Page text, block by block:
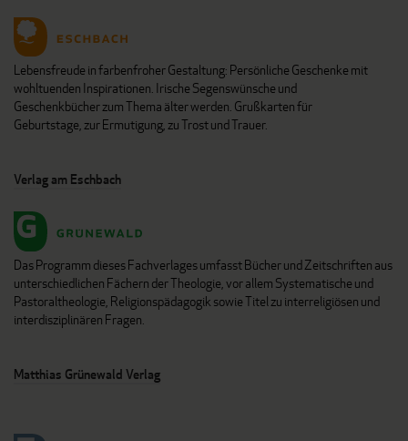
Lebensfreude in farbenfroher Gestaltung: Persönliche Geschenke mit
wohltuenden Inspirationen. Irische Segenswünsche und
Geschenkbücher zum Thema älter werden. Grußkarten für
Geburtstage, zur Ermutigung, zu Trost und Trauer.
Verlag am Eschbach
Das Programm dieses Fachverlages umfasst Bücher und Zeitschriften aus
unterschiedlichen Fächern der Theologie, vor allem Systematische und
Pastoraltheologie, Religionspädagogik sowie Titel zu interreligiösen und
interdisziplinären Fragen.
Matthias Grünewald Verlag